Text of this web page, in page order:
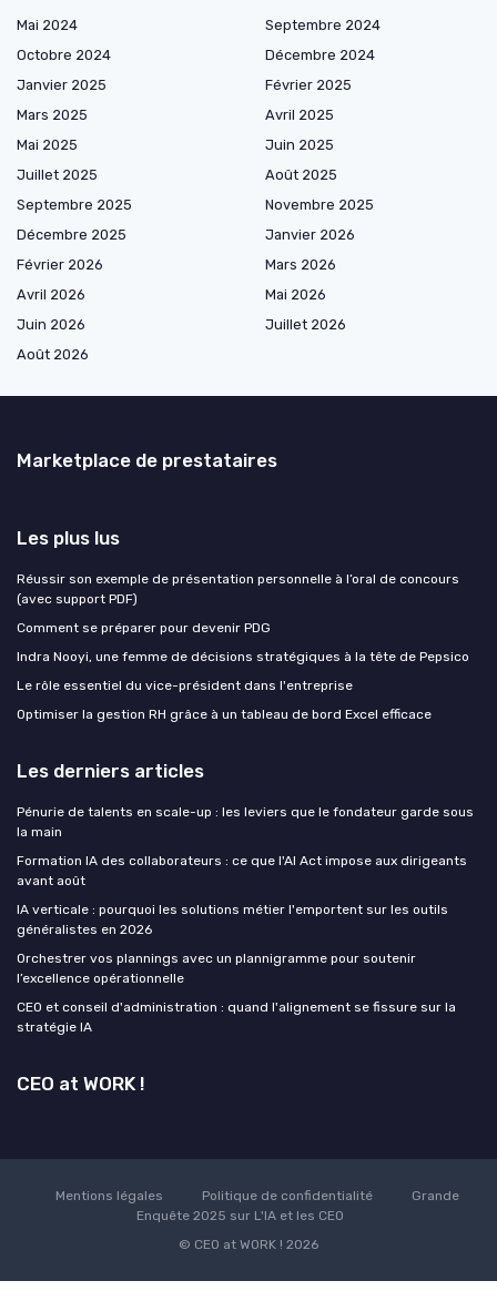
Mai 2024
Septembre 2024
Octobre 2024
Décembre 2024
Janvier 2025
Février 2025
Mars 2025
Avril 2025
Mai 2025
Juin 2025
Juillet 2025
Août 2025
Septembre 2025
Novembre 2025
Décembre 2025
Janvier 2026
Février 2026
Mars 2026
Avril 2026
Mai 2026
Juin 2026
Juillet 2026
Août 2026
Marketplace de prestataires
Les plus lus
Réussir son exemple de présentation personnelle à l’oral de concours
(avec support PDF)
Comment se préparer pour devenir PDG
Indra Nooyi, une femme de décisions stratégiques à la tête de Pepsico
Le rôle essentiel du vice-président dans l'entreprise
Optimiser la gestion RH grâce à un tableau de bord Excel efficace
Les derniers articles
Pénurie de talents en scale-up : les leviers que le fondateur garde sous
la main
Formation IA des collaborateurs : ce que l'AI Act impose aux dirigeants
avant août
IA verticale : pourquoi les solutions métier l'emportent sur les outils
généralistes en 2026
Orchestrer vos plannings avec un plannigramme pour soutenir
l’excellence opérationnelle
CEO et conseil d'administration : quand l'alignement se fissure sur la
stratégie IA
CEO at WORK !
Mentions légales Politique de confidentialité
Grande
Enquête 2025 sur L'IA et les CEO
© CEO at WORK ! 2026